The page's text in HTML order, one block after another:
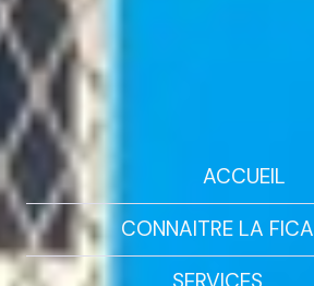
ACCUEIL
CONNAITRE LA FICA